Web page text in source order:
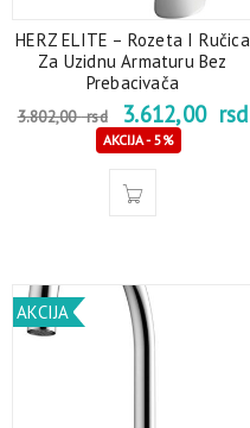
HERZ ELITE – Rozeta I Ručica
Za Uzidnu Armaturu Bez
Prebacivača
3.802,00rsd 3.612,00 rsd
AKCIJA - 5%
AKCIJA